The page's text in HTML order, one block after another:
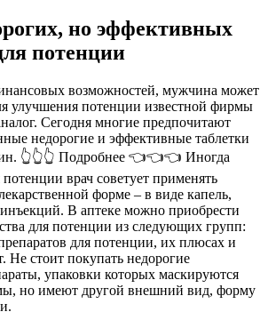
но эффективных
потенции
возможностей, мужчина может
улучшения потенции известной фирмы
Сегодня многие предпочитают
недорогие и эффективные таблетки
👆👆👆 Подробнее 👈👈👈 Иногда
потенции врач советует применять
форме – в виде капель,
В аптеке можно приобрести
для потенции из следующих групп:
для потенции, их плюсах и
Не стоит покупать недорогие
упаковки которых маскируются
но имеют другой внешний вид, форму